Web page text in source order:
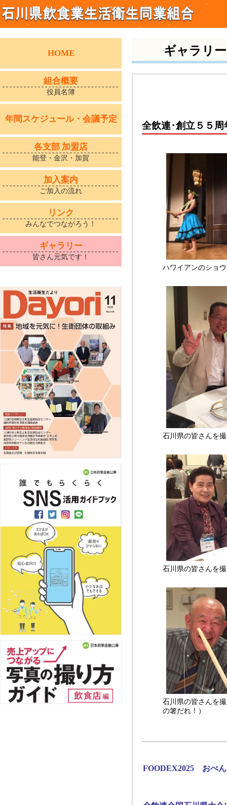
HOME
組合概要
役員名簿
年間スケジュール・会議予定
各支部 加盟店
能登・金沢・加賀
加入案内
ご加入の流れ
リンク
みんなでつながろう！
ギャラリー
皆さん元気です！
ギャラリー
全飲連･創立５５
ハワイアンのショ
石川県の皆さんを
石川県の皆さんを
石川県の皆さんを
の箸だれ！）
FOODEX2025 おべ